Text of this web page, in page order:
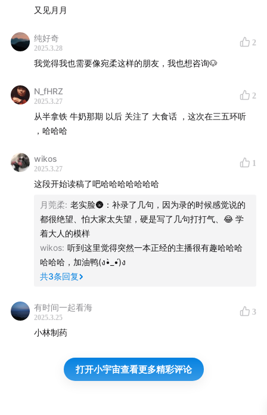
又见月月
纯好奇
2025.3.28
2
我觉得我也需要像宛柔这样的朋友，我也想咨询🐶
N_fHRZ
2025.3.27
2
从半拿铁 牛奶那期 以后 关注了 大食话 ，这次在三五环听
，哈哈哈
wikos
2025.3.27
1
这段开始读稿了吧哈哈哈哈哈哈哈
月莞柔: 老实脸🌚：补录了几句，因为录的时候感觉说的
都很绝望、怕大家太失望，硬是写了几句打打气、😂 学
着大人的模样
wikos: 听到这里觉得突然一本正经的主播很有趣哈哈哈
哈哈哈，加油鸭(ง•̀_•́)ง
共3条回复
有时间一起看海
2025.3.25
3
小林制药
打开小宇宙查看更多精彩评论